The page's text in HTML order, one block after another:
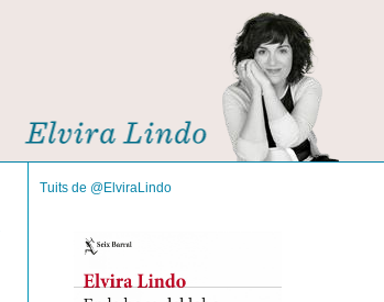
Tuits de @ElviraLindo